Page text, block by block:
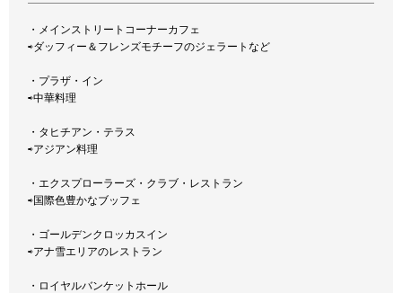
・メインストリートコーナーカフェ
⇨ダッフィー＆フレンズモチーフのジェラートなど
・プラザ・イン
⇨中華料理
・タヒチアン・テラス
⇨アジアン料理
・エクスプローラーズ・クラブ・レストラン
⇨国際色豊かなブッフェ
・ゴールデンクロッカスイン
⇨アナ雪エリアのレストラン
・ロイヤルバンケットホール